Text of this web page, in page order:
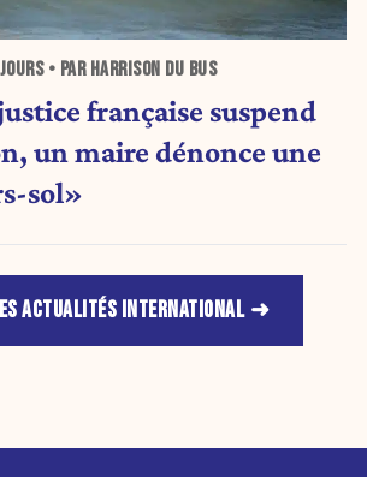
• PAR HARRISON DU BUS
française suspend
un maire dénonce une
sol»
ACTUALITÉS INTERNATIONAL